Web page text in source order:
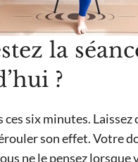
la
?
six minutes. Laissez
son effet. Votre
ne le pensez lorsque